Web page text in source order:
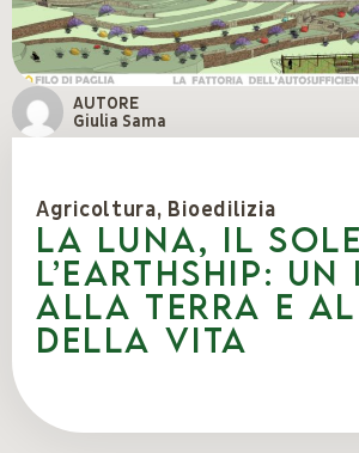
AUTORE
Giulia Sama
Agricoltura, Bioedilizia
LA LUNA, IL
L’EARTHSHIP:
alla terra e
della vita